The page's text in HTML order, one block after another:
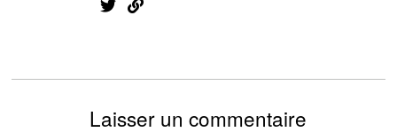
Laisser un commentaire